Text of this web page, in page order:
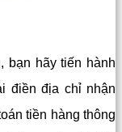
bạn hãy tiến hành
điền địa chỉ nhận
tiền hàng thông